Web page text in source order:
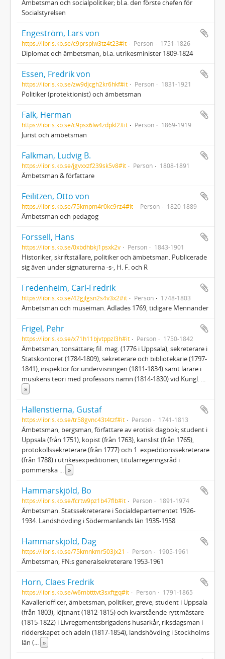
Ämbetsman och socialpolitiker; bl.a. den förste chefen för
Socialstyrelsen
Engeström, Lars von
https://libris.kb.se/c9prsplw3tz4t23#it Person 1751-1826
Diplomat och ämbetsman, bl.a. utrikesminister 1809-1824
Essen, Fredrik von
https://libris.kb.se/zw9djcgh2kr6hkf#it Person 1831-1921
Politiker (protektionist) och ämbetsman
Falk, Herman
https://libris.kb.se/c9psx6lw4zdpkl2#it Person 1869-1919
Jurist och ämbetsman
Falkman, Ludvig B.
https://libris.kb.se/jgvxxzf239sk5v8#it Person 1808-1891
Ämbetsman & författare
Feilitzen, Otto von
https://libris.kb.se/75kmpm4r0kc9rz4#it Person 1820-1889
Ämbetsman och pedagog
Forssell, Hans
https://libris.kb.se/0xbdhbkj1psxk2v Person 1843-1901
Historiker, skriftställare, politiker och ämbetsman. Publicerade
sig även under signaturerna -s-, H. F. och R
Fredenheim, Carl-Fredrik
https://libris.kb.se/42gjlgsn2s4v3x2#it Person 1748-1803
Ämbetsman och museiman. Adlades 1769, tidigare Mennander
Frigel, Pehr
https://libris.kb.se/x71h11bjvtppzl3h#it Person 1750-1842
Ämbetsman, tonsättare; fil. mag. (1776 i Uppsala), sekreterare i
Statskontoret (1784-1809), sekreterare och bibliotekarie (1797-
1841), inspektör för undervisningen (1811-1834) samt lärare i
musikens teori med professors namn (1814-1830) vid Kungl. ...
»
Hallenstierna, Gustaf
https://libris.kb.se/tr58gvnc43t4tzf#it Person 1741-1813
Ämbetsman, bergsman, författare av erotisk dagbok; student i
Uppsala (från 1751), kopist (från 1763), kanslist (från 1765),
protokollssekreterare (från 1777) och 1. expeditionssekreterare
(från 1788) i utrikesexpeditionen, titulärregeringsråd i
pommerska ... »
Hammarskjöld, Bo
https://libris.kb.se/fcrtw9pz1b47flb#it Person 1891-1974
Ämbetsman. Statssekreterare i Socialdepartementet 1926-
1934. Landshövding i Södermanlands län 1935-1958
Hammarskjöld, Dag
https://libris.kb.se/75kmnkmr503jx21 Person 1905-1961
Ämbetsman, FN:s generalsekreterare 1953-1961
Horn, Claes Fredrik
https://libris.kb.se/w6mbtttvt3sxftgq#it Person 1791-1865
Kavalleriofficer, ämbetsman, politiker, greve; student i Uppsala
(från 1803), löjtnant (1812-1815) och kvarstående ryttmästare
(1815-1822) i Livregementsbrigadens husarkår, riksdagsman i
ridderskapet och adeln (1817-1854), landshövding i Stockholms
län (... »